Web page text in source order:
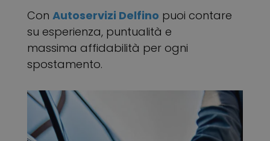
Con Autoservizi Delfino puoi contare
su esperienza, puntualità e
massima affidabilità per ogni
spostamento.